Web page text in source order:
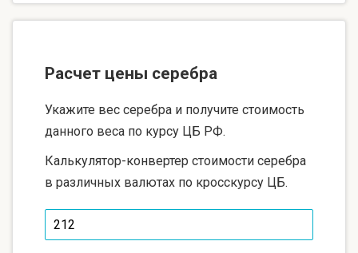
Расчет цены серебра
Укажите вес серебра и получите стоимость
данного веса по курсу ЦБ РФ.
Калькулятор-конвертер стоимости серебра
в различных валютах по кросскурсу ЦБ.